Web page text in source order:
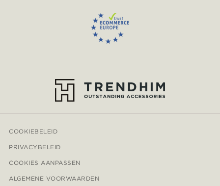
COOKIEBELEID
PRIVACYBELEID
COOKIES AANPASSEN
ALGEMENE VOORWAARDEN